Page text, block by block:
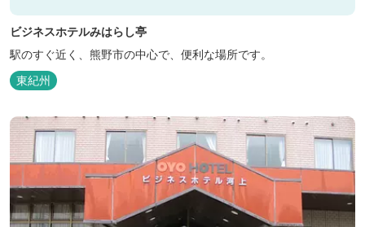
ビジネスホテルみはらし亭
駅のすぐ近く、熊野市の中心で、便利な場所です。
東紀州